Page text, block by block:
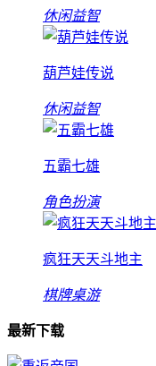
休闲益智
葫芦娃传说
休闲益智
五霸七雄
角色扮演
疯狂天天斗地主
棋牌桌游
最新下载